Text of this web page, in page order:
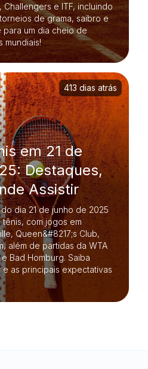
Challengers e ITF, incluindo
de grama, saibro e
um dia cheio de
mundiais!
em 21 de
Destaques,
Assistir
dia 21 de junho de 2025
com jogos em
Queen&#8217;s Club,
além de partidas da WTA
Bad Homburg. Saiba
as principais expectativas
413 dias atrás